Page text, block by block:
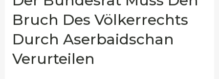
Bruch Des Völkerrechts
Durch Aserbaidschan
Verurteilen